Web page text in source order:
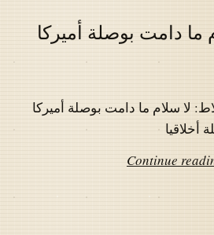
ما دامت بوصلة أميركا
لا سلام ما دامت بوصلة أميركا
أخلاقيا
Continue